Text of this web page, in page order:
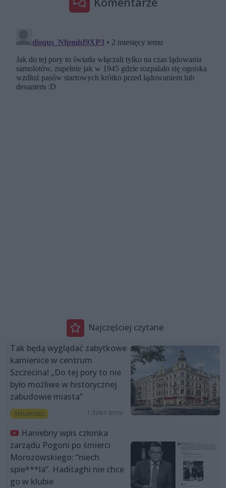
Najczęściej czytane
Tak będą wyglądać zabytkowe
kamienice w centrum
Szczecina! „Do tej pory to nie
było możliwe w historycznej
zabudowie miasta”
Aktualności 1 dzień temu
Haniebny wpis członka
zarządu Pogoni po śmierci
Morozowskiego: “niech
spie***la”. Haditaghi nie chce
go w klubie